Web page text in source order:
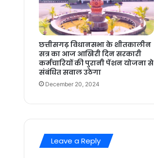
छत्तीसगढ़ विधानसभा के शीतकालीन
सत्र का आज आखिरी दिन सरकारी
कर्मचारियों की पुरानी पेंशन योजना से
संबंधित सवाल उठेगा
December 20, 2024
Leave a Reply